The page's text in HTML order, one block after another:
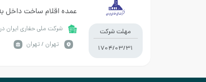
مهلت شرکت
1704/03/31
حفاری )شرکت ملی حفاری ایران
تهران / تهران